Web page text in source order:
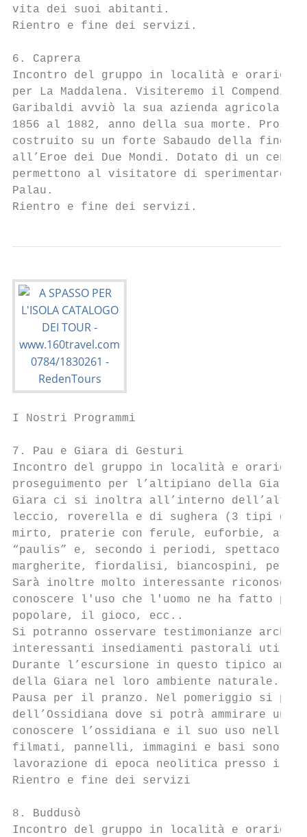
vita dei suoi abitanti.
Rientro e fine dei servizi.
6. Caprera
Incontro del gruppo in località e orario
per La Maddalena. Visiteremo il
Garibaldi avviò la sua azienda agricola
1856 al 1882, anno della sua morte.
costruito su un forte Sabaudo della fine
all’Eroe dei Due Mondi. Dotato di un
permettono al visitatore di sperimentare
Palau.
Rientro e fine dei servizi.
I Nostri Programmi
7. Pau e Giara di Gesturi
Incontro del gruppo in località e orario
proseguimento per l’altipiano della
Giara ci si inoltra all’interno
leccio, roverella e di sughera (3 tipi di
mirto, praterie con ferule, euforbie,
“paulis” e, secondo i periodi,
margherite, fiordalisi, biancospini,
Sarà inoltre molto interessante
conoscere l'uso che l'uomo ne ha fatto
popolare, il gioco, ecc..
Si potranno osservare testimonianze
interessanti insediamenti pastorali
Durante l’escursione in questo tipico
della Giara nel loro ambiente naturale.
Pausa per il pranzo. Nel pomeriggio si
dell’Ossidiana dove si potrà ammirare
conoscere l’ossidiana e il suo uso
filmati, pannelli, immagini e basi
lavorazione di epoca neolitica presso il
Rientro e fine dei servizi
8. Buddusò
Incontro del gruppo in località e orario